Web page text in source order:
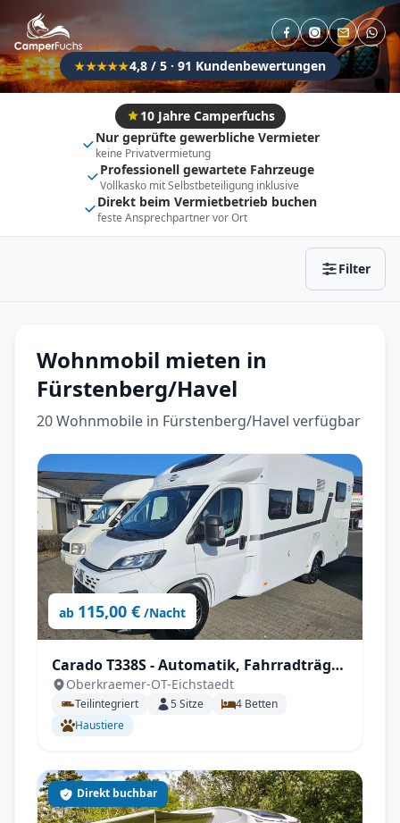
★★★★★4,8 / 5 · 91 Kundenbewertungen
10 Jahre Camperfuchs
Nur geprüfte gewerbliche Vermieter
keine Privatvermietung
Professionell gewartete Fahrzeuge
Vollkasko mit Selbstbeteiligung inklusive
Direkt beim Vermietbetrieb buchen
feste Ansprechpartner vor Ort
Filter
Flexibel (±3 Tage) Anhängerkupplung
Fahrzeugtyp
Vollintegriert Kastenwagen
Alkoven Teil-Integriert
Wohnwagen
Wohnmobil mieten in
Fürstenberg/Havel
20 Wohnmobile in Fürstenberg/Havel verfügbar
ab 115,00 € /Nacht
Carado T338S - Automatik, Fahrradträger,
inkl. Sonderzubehör
Oberkraemer-OT-Eichstaedt
Teilintegriert 5Sitze 4 Betten
Haustiere
Direkt buchbar